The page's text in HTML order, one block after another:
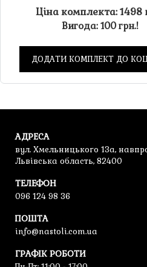
Ціна комплекта: 1498
Вигода: 100 грн.!
ДОДАТИ КОМПЛЕКТ ДО
АДРЕСА
вул. Хмельницького 13а,
Львівська область, 82400
ТЕЛЕФОН
096 124 98 36
ПОШТА
info@nastoli.com.ua
ГРАФІК РОБОТИ